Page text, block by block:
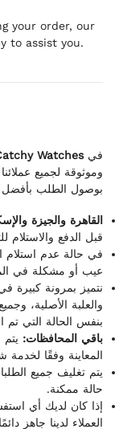
your order, our
to assist you.
فيWatches
وموثوقة لجميع
بوصول الطلب بأفضل
القاهرة والجيزة
قبل الدفع
في حالة عدم
عيب أو مشكلة في
نتميز بمرونة كبيرة
والعلبة الأصلية،
بنفس الحالة التي تم
باقي المحافظات:
المعاينة وفقًا
يتم تغليف جميع
حالة ممكنة.
إذا كان لديك أي
العملاء لدينا جاهز